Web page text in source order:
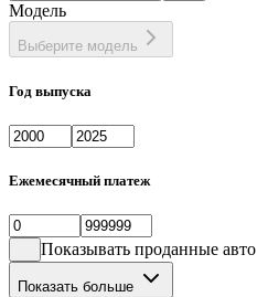
Модель
Выберите модель
Год выпуска
Ежемесячный платеж
Показывать проданные авто
Показать больше